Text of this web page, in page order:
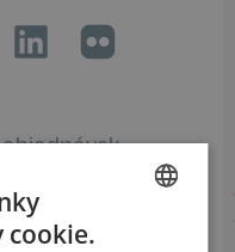
LinkedIn
flickr
232
cookie.